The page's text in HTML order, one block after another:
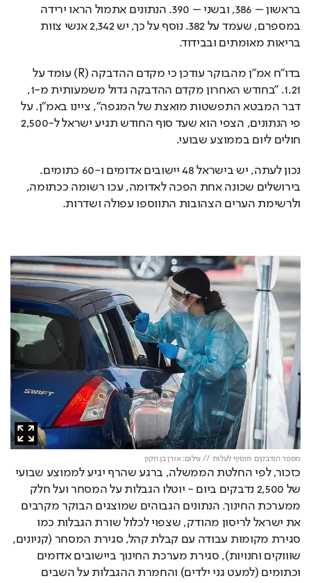
בראשון – 386, ובשני – 390. הנתונים אתמול הראו ירידה
במספרם, שעמד על 382. נוסף על כך, יש 2,342 אנשי צוות
בריאות מאומתים ובבידוד.
בדו"ח אמ"ן מהבוקר עודכן כי מקדם ההדבקה (R) עומד על
1.21. "בחודש האחרון מקדם ההדבקה גדול משמעותית מ-1,
דבר המבטא התפשטות מואצת של המגפה", ציינו באמ"ן. על
פי הנתונים, הצפי הוא שעד סוף החודש תגיע ישראל ל-2,500
חולים ליום בממוצע שבועי.
נכון לעתה, יש בישראל 48 יישובים אדומים ו-60 כתומים.
בירושלים שכונה אחת הפכה לאדומה, עכו רשומה ככתומה,
ולרשימת הערים הצהובות התווספו עפולה ושדרות.
מספר הנדבקים מוסיף לעלות // צילום: אורן בן חקון
כזכור, לפי החלטת הממשלה, ברגע שהרף יגיע לממוצע שבועי
של 2,500 נדבקים ביום - יוטלו הגבלות על המסחר ועל חלק
ממערכת החינוך.
הנתונים הגבוהים שמוצגים הבוקר מקרבים
את ישראל לריסון מהודק, שצפוי לכלול שורת הגבלות כמו
סגירת מקומות עבודה עם קבלת קהל, סגירת המסחר (קניונים,
שוווקים וחנויות), סגירת מערכת החינוך ביישובים אדומים
וכתומים (למעט גני ילדים) והחמרת ההגבלות על השבים